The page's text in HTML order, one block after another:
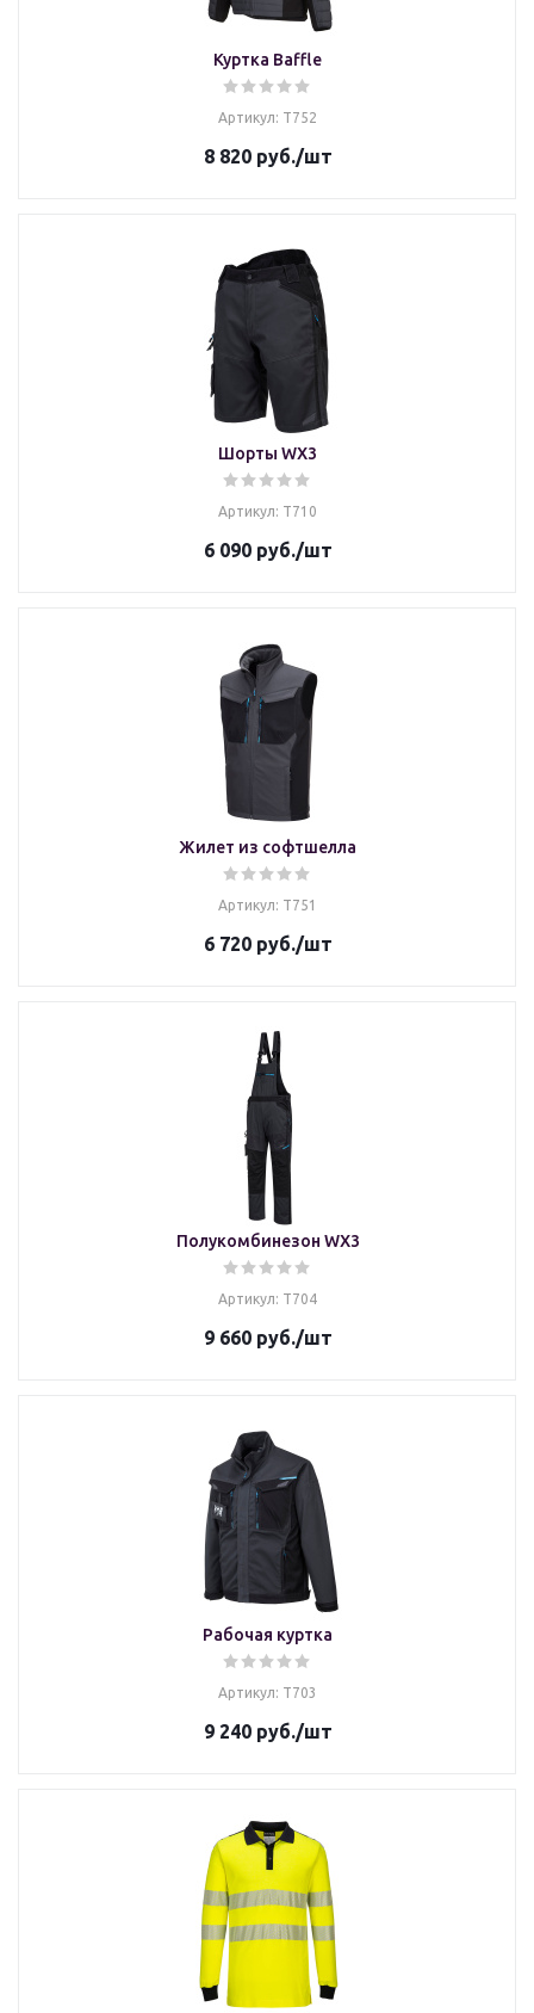
Куртка Baffle
Артикул: T752
8 820руб./шт
Шорты WX3
Артикул: T710
6 090руб./шт
Жилет из софтшелла
Артикул: T751
6 720руб./шт
Полукомбинезон WX3
Артикул: T704
9 660руб./шт
Рабочая куртка
Артикул: T703
9 240руб./шт